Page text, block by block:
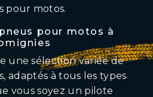
pour motos.
pour motos à
une sélection variée de
adaptés à tous les types
vous soyez un pilote